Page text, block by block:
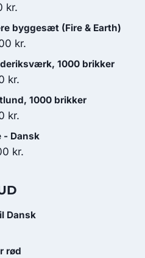
kr..
kr.
aktuelle
pris
99.00 kr..
byggesæt (Fire & Earth)
kr..
kr.
aktuelle1000 brikker
kr..
kr.
aktuelle
1000 brikker
kr.
aktuelle
pris
- Dansk
kr..
kr.
219.00 kr..
Dansk
rød